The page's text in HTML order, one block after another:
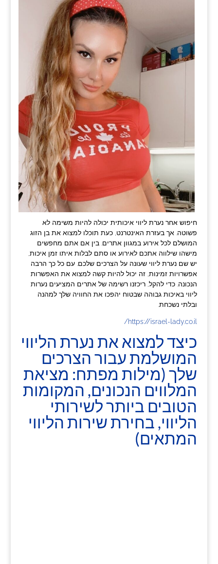
חיפוש אחר נערת ליווי איכותית יכולה להיות משימה לא
פשוטה. אך בעזרת האינטרנט, כעת תוכלו למצוא את בן הזוג
המושלם לכל אירוע במגוון אתרים. בין אם אתם מחפשים
מישהו שילווה אתכם לאירוע או סתם לבלות איתו זמן איכות,
יש שם נערת ליווי שעונה על הצרכים שלכם. עם כל כך הרבה
אפשרויות זמינות, זה יכול להיות קשה למצוא את האפשרות
הנכונה. כדי להקל, ריכזנו רשימה של אתרים המציעים נערות
ליווי באיכות גבוהה שבטוח יהפכו את החוויה שלך למהנה
ובלתי נשכחת.
https://israel-lady.co.il/
כיצד למצוא את נערת הליווי
המושלמת עבור הצרכים
שלך (מילות מפתח: מציאת
המלווים הנכונים, המקומות
הטובים ביותר לשירותי
הליווי, בחירת שירות הליווי
המתאים)